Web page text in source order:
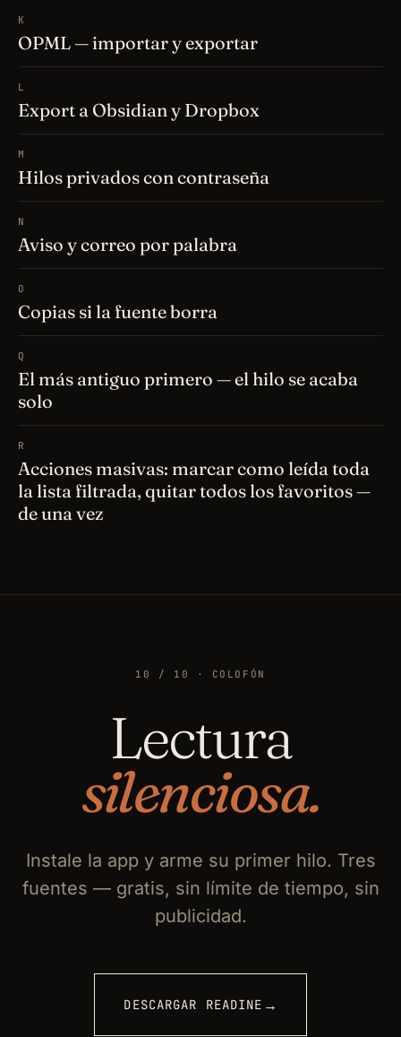
K
OPML — importar y exportar
L
Export a Obsidian y Dropbox
M
Hilos privados con contraseña
N
Aviso y correo por palabra
O
Copias si la fuente borra
Q
El más antiguo primero — el hilo se acaba
solo
R
Acciones masivas: marcar como leída toda
la lista filtrada, quitar todos los favoritos —
de una vez
10 / 10 · COLOFÓN
Lectura
silenciosa.
Instale la app y arme su primer hilo. Tres
fuentes — gratis, sin límite de tiempo, sin
publicidad.
DESCARGAR READINE →